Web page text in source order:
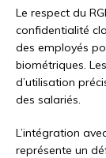
Le respect du
confidentialité
des employés
biométriques.
d’utilisation
des salariés.
L’intégration
représente un